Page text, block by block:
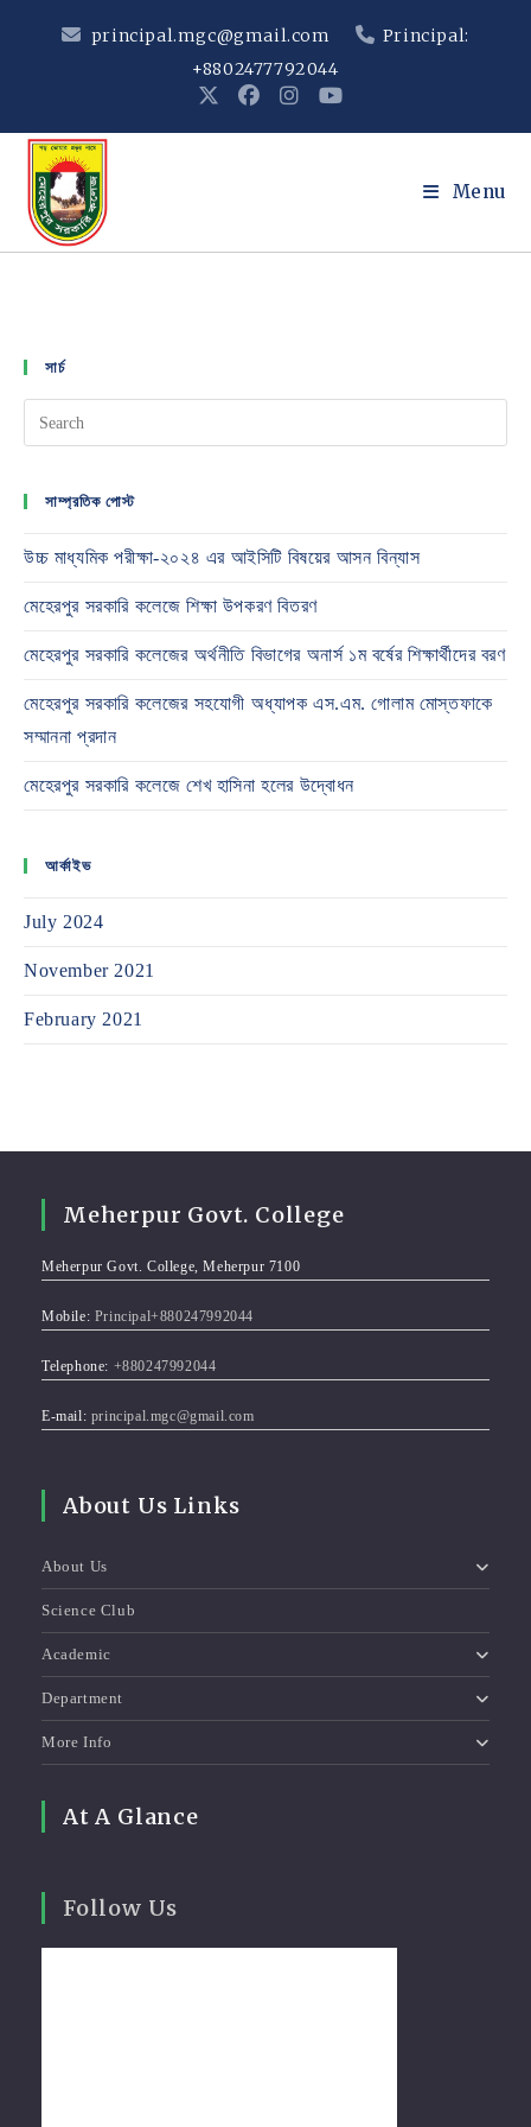
principal.mgc@gmail.com
Principal:
+8802477792044
Menu
সার্চ
সাম্প্রতিক পোস্ট
উচ্চ মাধ্যমিক পরীক্ষা-২০২৪ এর আইসিটি বিষয়ের আসন বিন্যাস
মেহেরপুর সরকারি কলেজে শিক্ষা উপকরণ বিতরণ
মেহেরপুর সরকারি কলেজের অর্থনীতি বিভাগের অনার্স ১ম বর্ষের শিক্ষার্থীদের বরণ
মেহেরপুর সরকারি কলেজের সহযোগী অধ্যাপক এস.এম. গোলাম মোস্তফাকে
সম্মাননা প্রদান
মেহেরপুর সরকারি কলেজে শেখ হাসিনা হলের উদ্বোধন
আর্কাইভ
July 2024
November 2021
February 2021
Meherpur Govt. College
Meherpur Govt. College, Meherpur 7100
Mobile: Principal+880247992044
Telephone: +880247992044
E-mail: principal.mgc@gmail.com
About Us Links
About Us
Science Club
Academic
Department
More Info
At A Glance
Follow Us